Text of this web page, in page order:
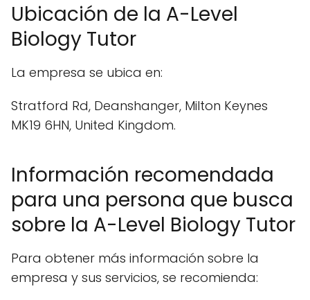
Ubicación de la A-Level
Biology Tutor
La empresa se ubica en:
Stratford Rd, Deanshanger, Milton Keynes
MK19 6HN, United Kingdom.
Información recomendada
para una persona que busca
sobre la A-Level Biology Tutor
Para obtener más información sobre la
empresa y sus servicios, se recomienda: